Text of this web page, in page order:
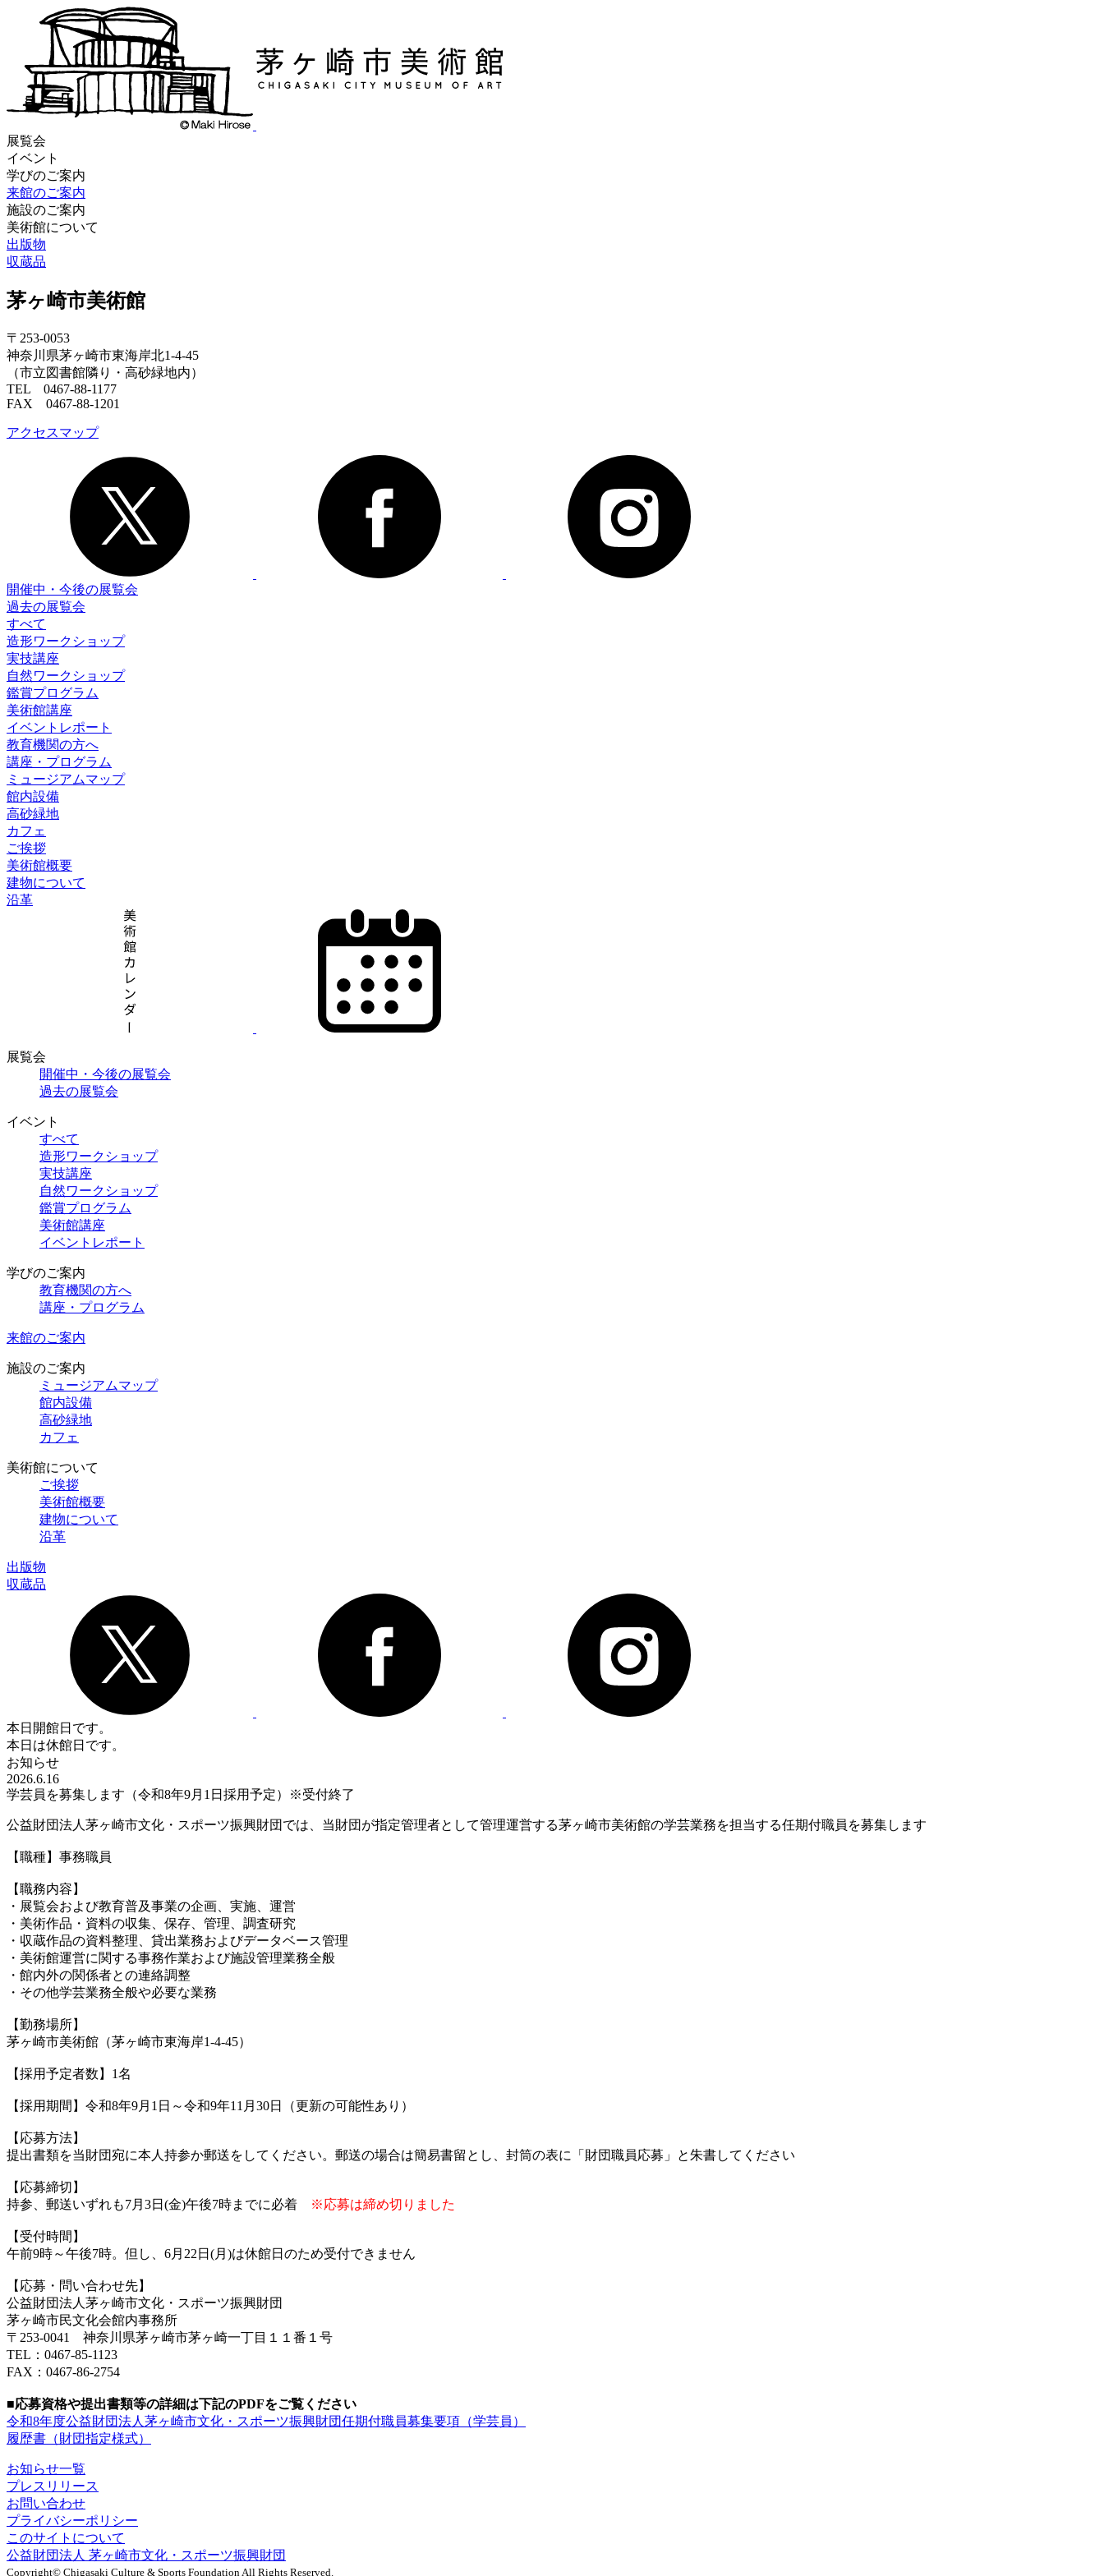
展覧会
イベント
学びのご案内
来館のご案内
施設のご案内
美術館について
出版物
収蔵品
茅ヶ崎市美術館
〒253-0053
神奈川県茅ヶ崎市東海岸北1-4-45
（市立図書館隣り・高砂緑地内）
TEL 0467-88-1177
FAX 0467-88-1201
アクセスマップ
開催中・今後の展覧会
過去の展覧会
すべて
造形ワークショップ
実技講座
自然ワークショップ
鑑賞プログラム
美術館講座
イベントレポート
教育機関の方へ
講座・プログラム
ミュージアムマップ
館内設備
高砂緑地
カフェ
ご挨拶
美術館概要
建物について
沿革
展覧会
開催中・今後の展覧会
過去の展覧会
イベント
すべて
造形ワークショップ
実技講座
自然ワークショップ
鑑賞プログラム
美術館講座
イベントレポート
学びのご案内
教育機関の方へ
講座・プログラム
来館のご案内
施設のご案内
ミュージアムマップ
館内設備
高砂緑地
カフェ
美術館について
ご挨拶
美術館概要
建物について
沿革
出版物
収蔵品
本日開館日です。
本日は休館日です。
お知らせ
2026.6.16
学芸員を募集します（令和8年9月1日採用予定）※受付終了
公益財団法人茅ヶ崎市文化・スポーツ振興財団では、当財団が指定管理者として管理運営する茅ヶ崎市美術館の学芸業務を担当する任期付職員を募集します
【職種】事務職員
【職務内容】
・展覧会および教育普及事業の企画、実施、運営
・美術作品・資料の収集、保存、管理、調査研究
・収蔵作品の資料整理、貸出業務およびデータベース管理
・美術館運営に関する事務作業および施設管理業務全般
・館内外の関係者との連絡調整
・その他学芸業務全般や必要な業務
【勤務場所】
茅ヶ崎市美術館（茅ヶ崎市東海岸1-4-45）
【採用予定者数】1名
【採用期間】令和8年9月1日～令和9年11月30日（更新の可能性あり）
【応募方法】
提出書類を当財団宛に本人持参か郵送をしてください。郵送の場合は簡易書留とし、封筒の表に「財団職員応募」と朱書してください
【応募締切】
持参、郵送いずれも7月3日(金)午後7時までに必着
※応募は締め切りました
【受付時間】
午前9時～午後7時。但し、6月22日(月)は休館日のため受付できません
【応募・問い合わせ先】
公益財団法人茅ヶ崎市文化・スポーツ振興財団
茅ヶ崎市民文化会館内事務所
〒253-0041 神奈川県茅ヶ崎市茅ヶ崎一丁目１１番１号
TEL：0467-85-1123
FAX：0467-86-2754
■応募資格や提出書類等の詳細は下記のPDFをご覧ください
令和8年度公益財団法人茅ヶ崎市文化・スポーツ振興財団任期付職員募集要項（学芸員）
履歴書（財団指定様式）
お知らせ一覧
プレスリリース
お問い合わせ
プライバシーポリシー
このサイトについて
公益財団法人 茅ヶ崎市文化・スポーツ振興財団
Copyright© Chigasaki Culture & Sports Foundation All Rights Reserved.